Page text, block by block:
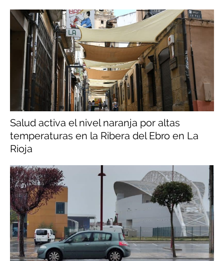
Salud activa el nivel naranja por altas
temperaturas en la Ribera del Ebro en La
Rioja